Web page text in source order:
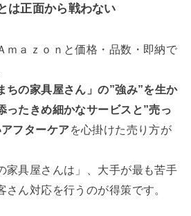
は正面から戦わない
ｍａｚｏｎと価格・品数・即納で
ちの家具屋さん」の”強み”を生か
ったきめ細かなサービスと”売っ
フターケアを心掛けた売り方が
家具屋さんは」、大手が最も苦手
さん対応を行うのが得策です。